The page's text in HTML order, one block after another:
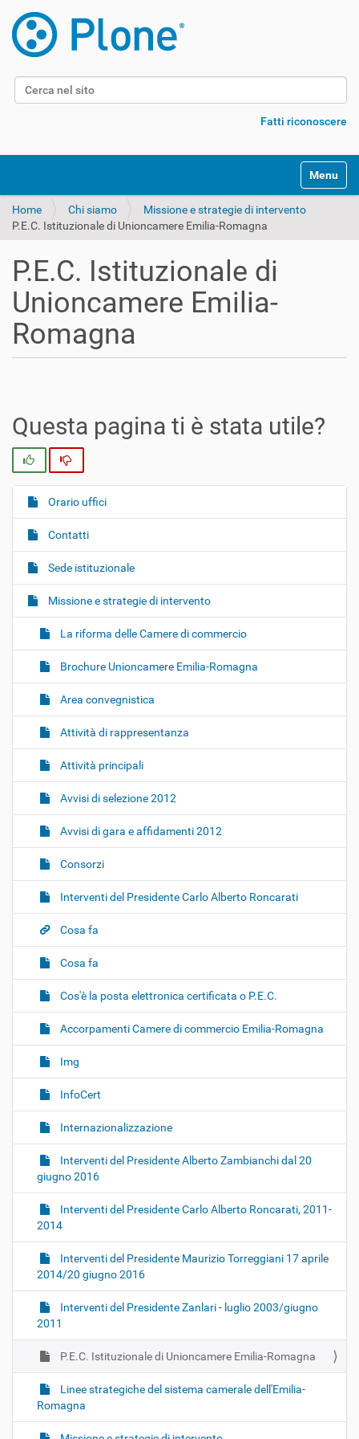
Cerca nel sito
Fatti riconoscere
Alterna
Home Chi siamo
Missione e strategie di intervento
P.E.C. Istituzionale di Unioncamere Emilia-Romagna
P.E.C. Istituzionale di
Unioncamere Emilia-
Romagna
Questa pagina ti è stata utile?
N
a
v
g
a
i
n
Orario uffici
Contatti
Sede istituzionale
Missione e strategie di intervento
La riforma delle Camere di commercio
Brochure Unioncamere Emilia-Romagna
Area convegnistica
Attività di rappresentanza
Attività principali
Avvisi di selezione 2012
Avvisi di gara e affidamenti 2012
Consorzi
Interventi del Presidente Carlo Alberto Roncarati
Cosa fa
Cosa fa
Cos'è la posta elettronica certificata o P.E.C.
Accorpamenti Camere di commercio Emilia-Romagna
Img
InfoCert
Internazionalizzazione
Interventi del Presidente Alberto Zambianchi dal 20
giugno 2016
Interventi del Presidente Carlo Alberto Roncarati, 2011-
2014
Interventi del Presidente Maurizio Torreggiani 17 aprile
2014/20 giugno 2016
Interventi del Presidente Zanlari - luglio 2003/giugno
2011
P.E.C. Istituzionale di Unioncamere Emilia-Romagna
Linee strategiche del sistema camerale dell'Emilia-
Romagna